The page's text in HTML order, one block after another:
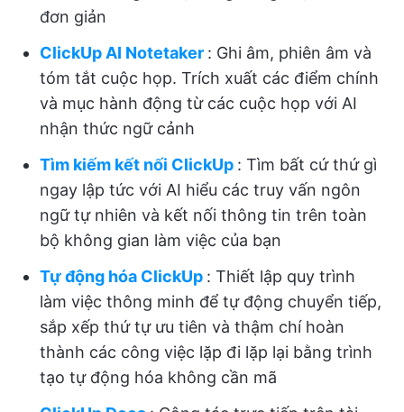
đơn giản
ClickUp AI Notetaker : Ghi âm, phiên âm và
tóm tắt cuộc họp. Trích xuất các điểm chính
và mục hành động từ các cuộc họp với AI
nhận thức ngữ cảnh
Tìm kiếm kết nối ClickUp : Tìm bất cứ thứ gì
ngay lập tức với AI hiểu các truy vấn ngôn
ngữ tự nhiên và kết nối thông tin trên toàn
bộ không gian làm việc của bạn
Tự động hóa ClickUp : Thiết lập quy trình
làm việc thông minh để tự động chuyển tiếp,
sắp xếp thứ tự ưu tiên và thậm chí hoàn
thành các công việc lặp đi lặp lại bằng trình
tạo tự động hóa không cần mã